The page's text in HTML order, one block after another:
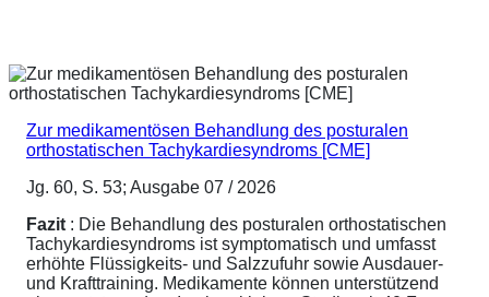
Zur medikamentösen Behandlung des posturalen
orthostatischen Tachykardiesyndroms [CME]
Jg. 60, S. 53; Ausgabe 07 / 2026
Fazit : Die Behandlung des posturalen orthostatischen
Tachykardiesyndroms ist symptomatisch und umfasst
erhöhte Flüssigkeits- und Salzzufuhr sowie Ausdauer-
und Krafttraining. Medikamente können unterstützend